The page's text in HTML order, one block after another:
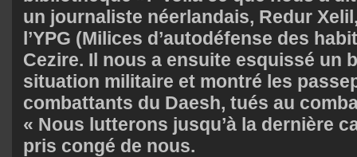
un journaliste néerlandais, Redur
l’YPG (Milices d’autodéfense des
Cezire. Il nous a ensuite esquissé un
situation militaire et montré les
combattants du Daesh, tués au
« Nous lutterons jusqu’à la dernière
pris congé de nous.